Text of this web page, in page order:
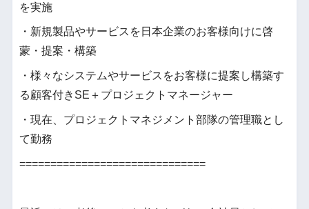
を実施
・新規製品やサービスを日本企業のお客様向けに啓
蒙・提案・構築
・様々なシステムやサービスをお客様に提案し構築す
る顧客付きSE＋プロジェクトマネージャー
・現在、プロジェクトマネジメント部隊の管理職とし
て勤務
==============================